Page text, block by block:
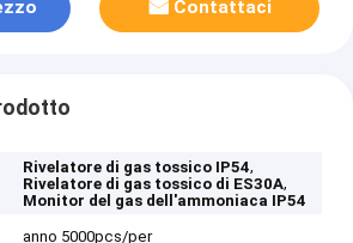
Contattaci
Rivelatore di gas tossico IP54,
Rivelatore di gas tossico di ES30A,
Monitor del gas dell'ammoniaca IP54
anno 5000pcs/per